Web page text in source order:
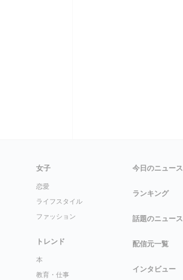
女子
恋愛
ライフスタイル
ファッション
トレンド
本
教育・仕事
今日のニュース
ランキング
話題のニュース
配信元一覧
インタビュー